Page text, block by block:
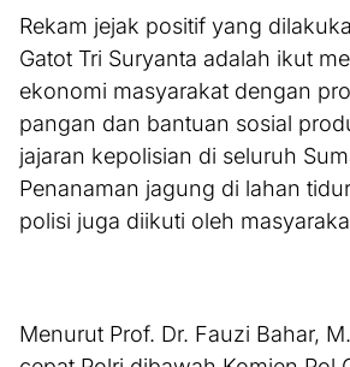
Rekam jejak positif yang
Gatot Tri Suryanta adalah ikut
ekonomi masyarakat dengan
pangan dan bantuan sosial
jajaran kepolisian di seluruh
Penanaman jagung di lahan
polisi juga diikuti oleh
Menurut Prof. Dr. Fauzi Bahar,